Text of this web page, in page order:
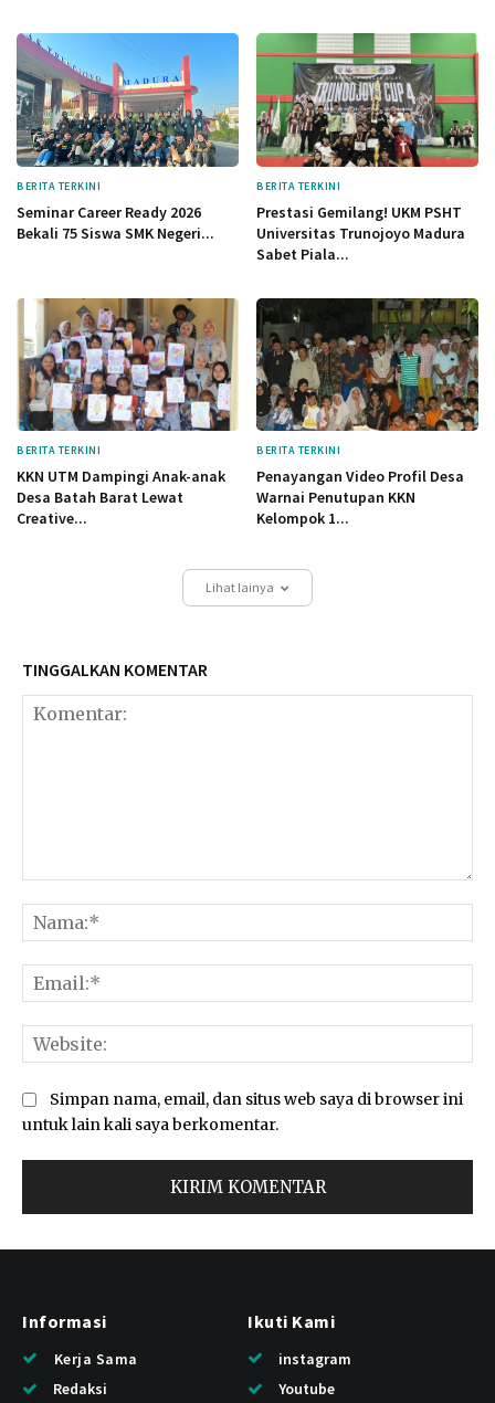
BERITA TERKINI
Seminar Career Ready 2026
Bekali 75 Siswa SMK Negeri...
BERITA TERKINI
Prestasi Gemilang! UKM PSHT
Universitas Trunojoyo Madura
Sabet Piala...
BERITA TERKINI
KKN UTM Dampingi Anak-anak
Desa Batah Barat Lewat
Creative...
BERITA TERKINI
Penayangan Video Profil Desa
Warnai Penutupan KKN
Kelompok 1...
Lihat lainya
TINGGALKAN KOMENTAR
Simpan nama, email, dan situs web saya di browser ini
untuk lain kali saya berkomentar.
Informasi
Kerja Sama
Redaksi
Ikuti Kami
instagram
Youtube